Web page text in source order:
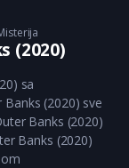
(2020)
sa
(2020) sve
Banks (2020)
Banks (2020)